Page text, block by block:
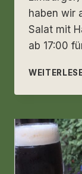
haben wir
Salat mit
ab 17:00